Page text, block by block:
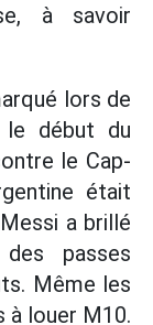
à savoir
lors de
le début du
le Cap-
était
a brillé
passes
Même les
à louer M10.